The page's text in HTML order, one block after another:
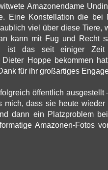
Amazonendame
Eine Konstellation die bei
viel über diese Tiere,
kann mit Fug und Recht
ist das seit einiger
Hoppe bekommen
für ihr großartiges
öffentlich ausgestellt
mich, dass sie heute
dann ein Platzproblem
Amazonen-Fotos